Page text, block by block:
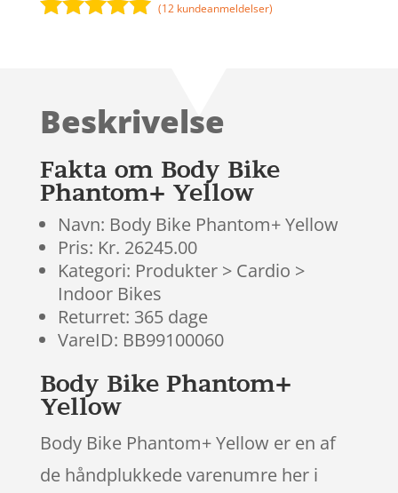
kundebedøm
(12 kundeanmeldelser)
Beskrivelse
Fakta om Body Bike
Phantom+ Yellow
Navn: Body Bike Phantom+ Yellow
Pris: Kr. 26245.00
Kategori: Produkter > Cardio >
Indoor Bikes
Returret: 365 dage
VareID: BB99100060
Body Bike Phantom+
Yellow
Body Bike Phantom+ Yellow er en af
de håndplukkede varenumre her i